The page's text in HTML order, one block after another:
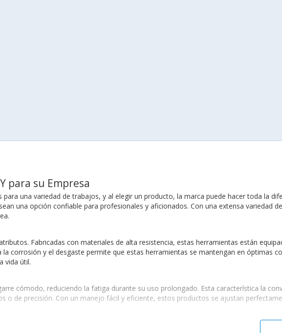
para su Empresa
para una variedad de trabajos, y al elegir un producto, la marca puede hacer toda la
una opción confiable para profesionales y aficionados. Con una extensa variedad
Fabricadas con materiales de alta resistencia, estas herramientas están
corrosión y el desgaste permite que estas herramientas se mantengan en óptimas
vida útil.
cómodo, reduciendo la fatiga durante su uso prolongado. Esta característica la
o de precisión. Con un manejo fácil y eficiente, estos productos se ajustan